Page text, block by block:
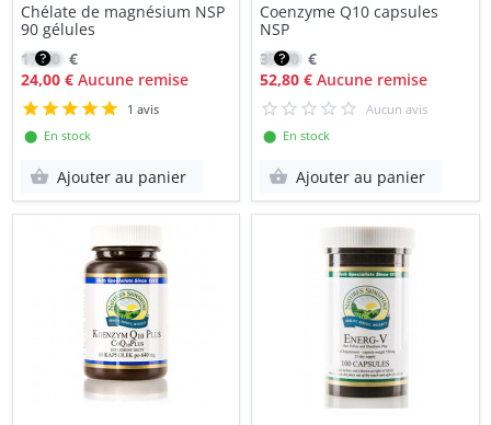
Chélate de magnésium NSP
90 gélules
17,00 €
24,00 €Aucune remise
1 avis
⬤ En stock
Ajouter au panier
Coenzyme Q10 capsules
NSP
37,70 €
52,80 € Aucune remise
Aucun avis
⬤ En stock
Ajouter au panier